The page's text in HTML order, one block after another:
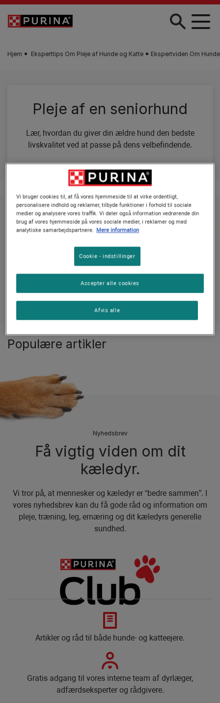
Gå til hovedindhold
Hjem Eksperttips Om Pleje af Hunde og Katte Ekspertviden Om
Pleje af en seniorhund
Lær, hvordan du giver din ældre hund den bedste
livskvalitet ved at passe på dens velbefindende.
Udforsk pleje af en senior
Alle artikler om seniorhunde
Se alle hundeartikler
Populære artikler
Nyhedsbrev
Få vigtig viden om dit
kæledyr.
Vi tror på, at mennesker og kæledyr er “bedre sammen”. I
vores nyhedsbrev kan du få gode råd og information om
pleje, træning, leg, ernæring og dit kæledyrs generelle
sundhed.
Artikler og råd til både hunde- og katteejere.
Gratis adgang til vores interne team af dyrlæger,
adfærdseksperter og rådgivere.
Vi bruger cookies til, at få vores hjemmeside til at virke ordentligt,
personalisere indhold og reklamer, tilbyde funktioner i forhold til sociale
medier og analysere vores traffik. Vi deler også information vedrørende din
brug af vores hjemmeside på vores sociale medier, i reklamer og med
analytiske samarbejdspartnere. Mere information
Cookie - indstillinger
Afvis alle
Accepter alle cookies